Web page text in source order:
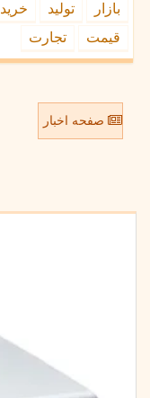
بازار تولید خرید
قیمت
تجارت
صفحه اخبار